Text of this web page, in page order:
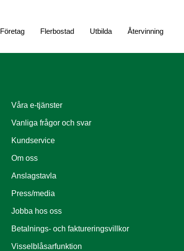
Företag Flerbostad Utbilda Återvinning
Våra e-tjänster
Vanliga frågor och svar
Kundservice
Om oss
Anslagstavla
Press/media
Jobba hos oss
Betalnings- och faktureringsvillkor
Visselblåsarfunktion